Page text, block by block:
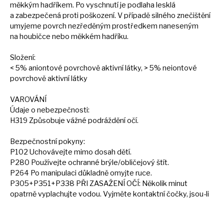
měkkým hadříkem. Po vyschnutíje podlaha lesklá
a zabezpečená proti poškození. Vpřípadě silného znečištění
umyjeme povrch nezředěným prostředkem naneseným
na houbičce nebo měkkém hadříku.
Složení:
< 5% aniontové povrchově aktivní látky, > 5% neiontové
povrchově aktivní látky
VAROVÁNÍ
Údaje o nebezpečnosti:
H319 Způsobuje vážné podráždění očí.
Bezpečnostní pokyny:
P102 Uchovávejte mimo dosah dětí.
P280 Používejte ochranné brýle/obličejový štít.
P264 Po manipulaci důkladně omyjte ruce.
P305+P351+P338 PŘI ZASAŽENÍ OČÍ: Několik minut
opatrně vyplachujte vodou. Vyjměte kontaktní čočky, jsou-li